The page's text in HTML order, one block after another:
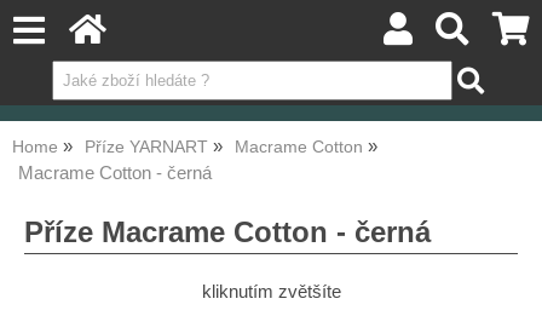
Home Příze YARNART Macrame Cotton
Macrame Cotton - černá
Příze Macrame Cotton - černá
kliknutím zvětšíte